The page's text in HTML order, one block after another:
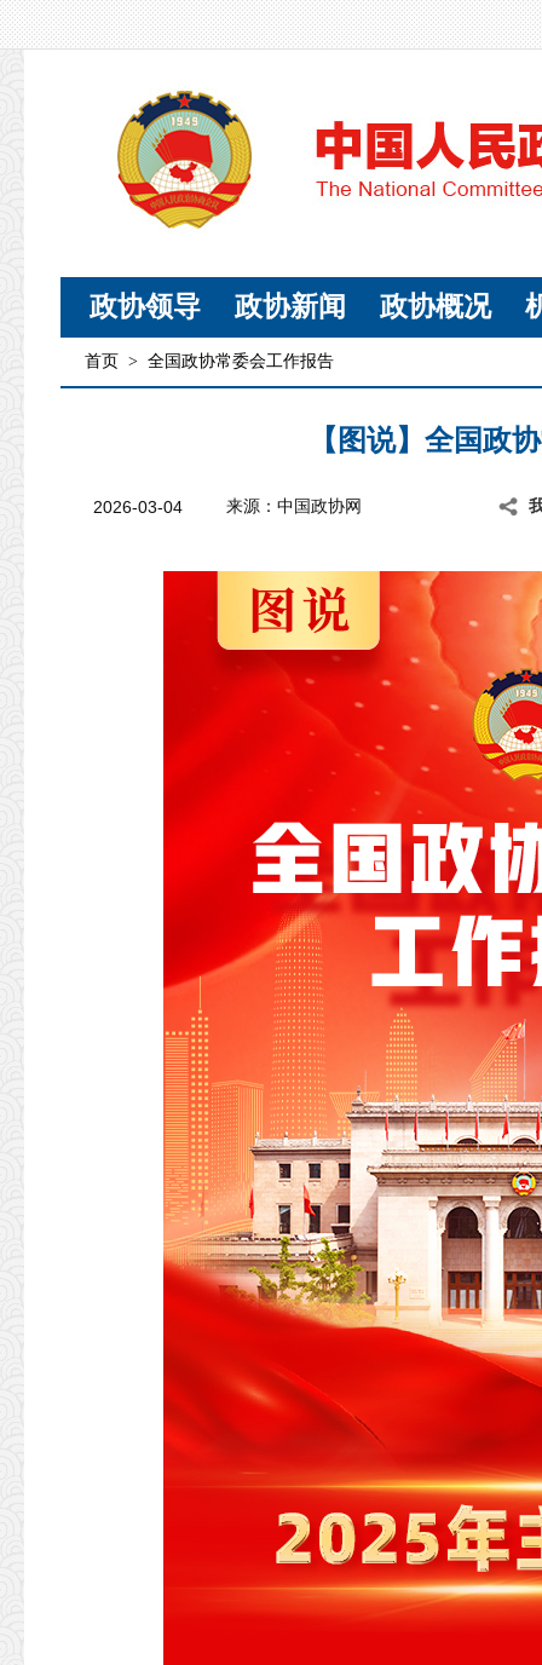
政协领导 政协新闻 政协概况
首页 > 全国政协常委会工作报告
【图说】全国政
2026-03-04 来源：中国政协网